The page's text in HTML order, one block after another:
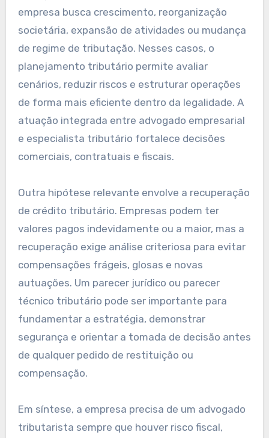
empresa busca crescimento, reorganização
societária, expansão de atividades ou mudança
de regime de tributação. Nesses casos, o
planejamento tributário permite avaliar
cenários, reduzir riscos e estruturar operações
de forma mais eficiente dentro da legalidade. A
atuação integrada entre advogado empresarial
e especialista tributário fortalece decisões
comerciais, contratuais e fiscais.
Outra hipótese relevante envolve a recuperação
de crédito tributário. Empresas podem ter
valores pagos indevidamente ou a maior, mas a
recuperação exige análise criteriosa para evitar
compensações frágeis, glosas e novas
autuações. Um parecer jurídico ou parecer
técnico tributário pode ser importante para
fundamentar a estratégia, demonstrar
segurança e orientar a tomada de decisão antes
de qualquer pedido de restituição ou
compensação.
Em síntese, a empresa precisa de um advogado
tributarista sempre que houver risco fiscal,